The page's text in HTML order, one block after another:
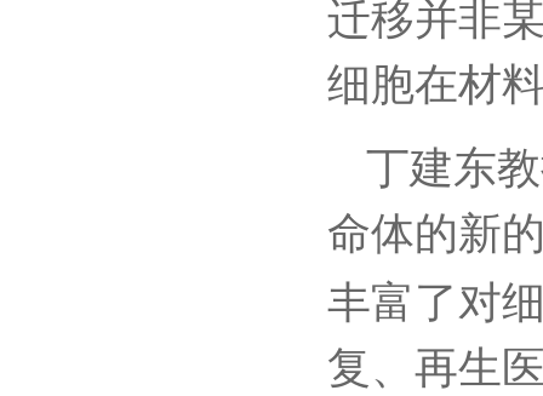
迁移并非
细胞在材
丁建东
命体的新
丰富了对
复、再生